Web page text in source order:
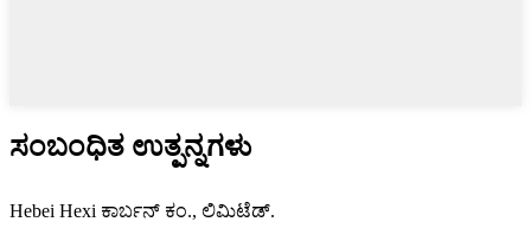
ಸಂಬಂಧಿತ ಉತ್ಪನ್ನಗಳು
Hebei Hexi ಕಾರ್ಬನ್ ಕಂ., ಲಿಮಿಟೆಡ್.